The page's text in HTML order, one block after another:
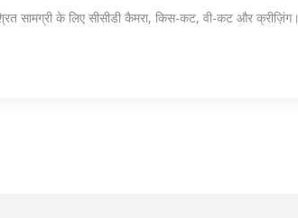
सामग्री के लिए सीसीडी कैमरा, किस-कट, वी-कट और क्रीज़िंग।